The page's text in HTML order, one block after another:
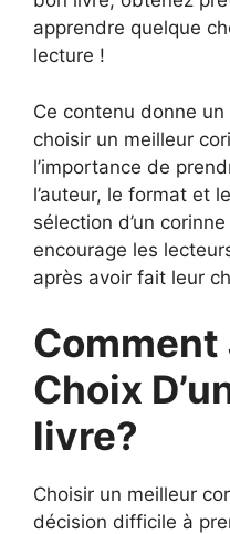
apprendre quelque
lecture !
Ce contenu donne
choisir un meilleur
l’importance de
l’auteur, le format et
sélection d’un
encourage les
après avoir fait leur
Choix
livre?
Choisir un meilleur
décision difficile à